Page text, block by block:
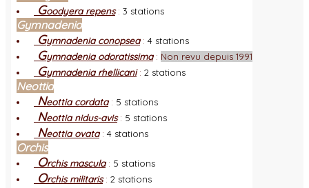
Goodyera repens: 3 stations
Gymnadenia
Gymnadenia conopsea: 4 stations
Gymnadenia odoratissima: Non revu depuis 1991
Gymnadenia rhellicani: 2 stations
Neottia
Neottia cordata: 5 stations
Neottia nidus-avis: 5 stations
Neottia ovata: 4 stations
Orchis
Orchis mascula: 5 stations
Orchis militaris: 2 stations